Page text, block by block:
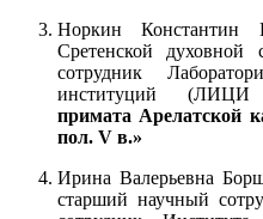
Норкин Константин
Сретенской
сотрудник
институций
примата Арелатской
пол. V в.»
Ирина Валерьевна
старший научный